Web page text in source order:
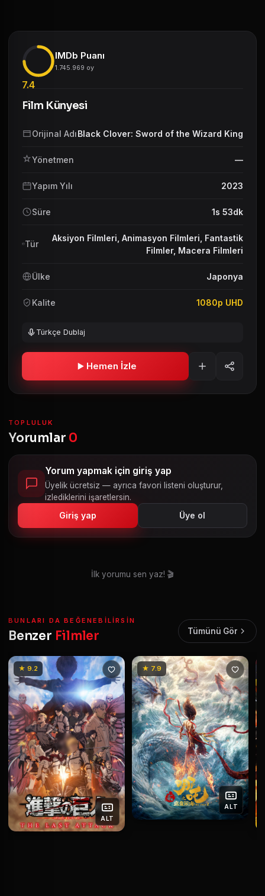
7.4
IMDb Puanı
1.745.969 oy
Film Künyesi
Orijinal AdıBlack Clover: Sword of the Wizard King
Yönetmen —
Yapım Yılı 2023
Süre 1s 53dk
Tür
Aksiyon Filmleri Animasyon Filmleri Fantastik
Filmler, Macera Filmleri
Ülke Japonya
Kalite 1080p UHD
Türkçe Dublaj
Hemen İzle
TOPLULUK
Yorumlar 0
Yorum yapmak için giriş yap
Üyelik ücretsiz — ayrıca favori listeni oluşturur,
izlediklerini işaretlersin.
Giriş yap Üye ol
İlk yorumu sen yaz! 🎬
BUNLARI DA BEĞENEBILIRSIN
Benzer Filmler Tümünü Gör
★ 9.2
ALT
★ 7.9
ALT